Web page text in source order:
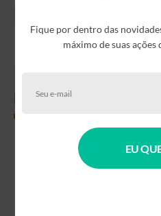
Mais populares
WARM-UP DE
PASSO QUE
A
Fique por dentro das
máximo de suas
EU